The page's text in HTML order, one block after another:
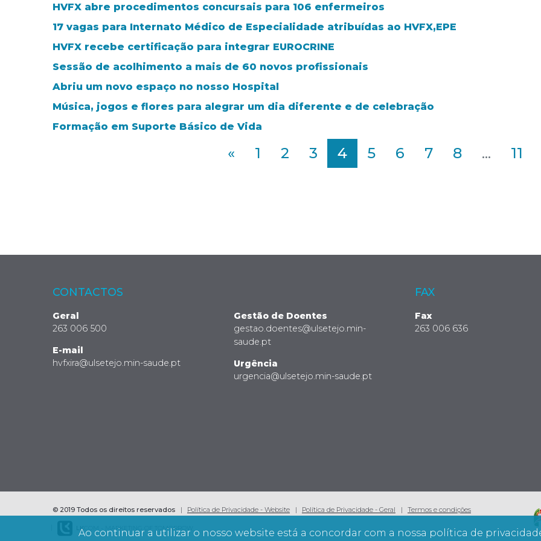
HVFX abre procedimentos concursais para 106 enfermeiros
17 vagas para Internato Médico de Especialidade atribuídas ao HVFX,EPE
HVFX recebe certificação para integrar EUROCRINE
Sessão de acolhimento a mais de 60 novos profissionais
Abriu um novo espaço no nosso Hospital
Música, jogos e flores para alegrar um dia diferente e de celebração
Formação em Suporte Básico de Vida
« 1 2 3 4 5 6 7 8 ... 11
Ao continuar a utilizar o nosso website está a concordar com a nossa política de
CONTACTOS
Geral
263 006 500
E-mail
hvfxira@ulsetejo.min-saude.pt
Gestão de Doentes
gestao.doentes@ulsetejo.min-
saude.pt
Urgência
urgencia@ulsetejo.min-saude.pt
FAX
Fax
263 006 636
© 2019 Todos os direitos reservados Política de Privacidade - Website Política de Privacidade - Geral Termos e condições
LK COM - MARKETING OF TOMORROW